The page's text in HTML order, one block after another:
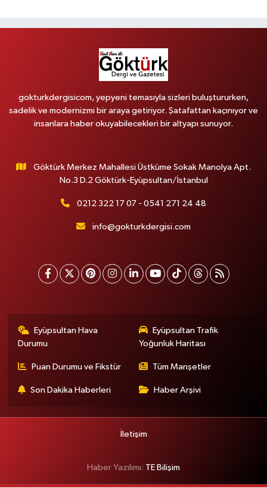
gokturkdergisicom, yepyeni temasıyla sizleri buluştururken,
sadelik ve modernizmi bir araya getiriyor. Şatafattan kaçınıyor ve
insanlara haber okuyabilecekleri bir altyapı sunuyor.
Göktürk Merkez Mahallesi Üstküme Sokak Manolya Apt.
No.3 D.2 Göktürk-Eyüpsultan/İstanbul
0212 322 17 07 - 0541 271 24 48
info@gokturkdergisi.com
Eyüpsultan Hava
Durumu
Eyüpsultan Trafik
Yoğunluk Haritası
Puan Durumu ve Fikstür Tüm Manşetler
Son Dakika Haberleri Haber Arşivi
İletişim
Haber Yazılımı: TE Bilişim